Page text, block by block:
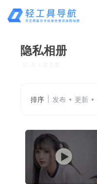
隐私相册
排序 发布 更新